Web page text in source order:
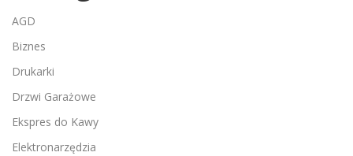
AGD
Biznes
Drukarki
Drzwi Garażowe
Ekspres do Kawy
Elektronarzędzia